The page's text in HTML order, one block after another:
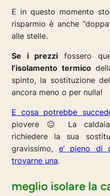
E in questo momento
risparmio è anche
alle stelle.
Se i prezzi fossero
l’isolamento termico
spinto, la sostituzione
ancora meno o per nulla!
E cosa potrebbe
piovere 😐 La
richiedere la sua
gravissimo, e’ pieno di
trovarne una.
meglio isolare la